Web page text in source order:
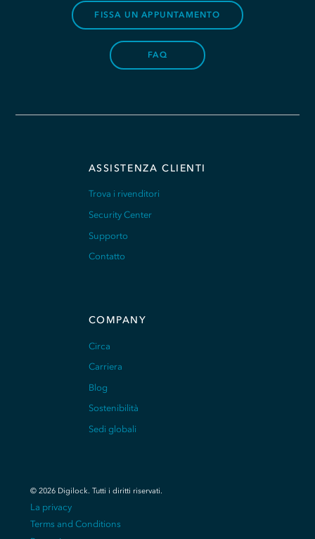
FISSA UN APPUNTAMENTO
FAQ
ASSISTENZA CLIENTI
Trova i rivenditori
Security Center
Supporto
Contatto
COMPANY
Circa
Carriera
Blog
Sostenibilità
Sedi globali
© 2026Digilock. Tutti i diritti riservati.
La privacy
Terms and Conditions